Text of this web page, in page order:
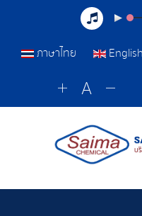
ภาษาไทย English